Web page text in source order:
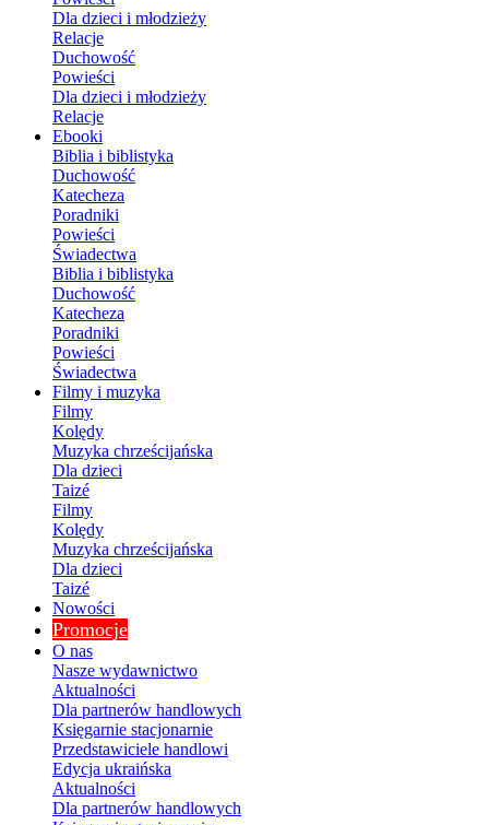
Dla dzieci i młodzieży
Relacje
Duchowość
Powieści
Dla dzieci i młodzieży
Relacje
Ebooki
Biblia i biblistyka
Duchowość
Katecheza
Poradniki
Powieści
Świadectwa
Biblia i biblistyka
Duchowość
Katecheza
Poradniki
Powieści
Świadectwa
Filmy i muzyka
Filmy
Kolędy
Muzyka chrześcijańska
Dla dzieci
Taizé
Filmy
Kolędy
Muzyka chrześcijańska
Dla dzieci
Taizé
Nowości
Promocje
O nas
Nasze wydawnictwo
Aktualności
Dla partnerów handlowych
Księgarnie stacjonarnie
Przedstawiciele handlowi
Edycja ukraińska
Aktualności
Dla partnerów handlowych